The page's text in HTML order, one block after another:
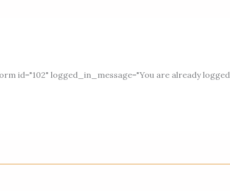
id="102" logged_in_message="You are already